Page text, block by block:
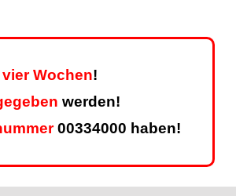
Wochen!
werden!
00334000 haben!